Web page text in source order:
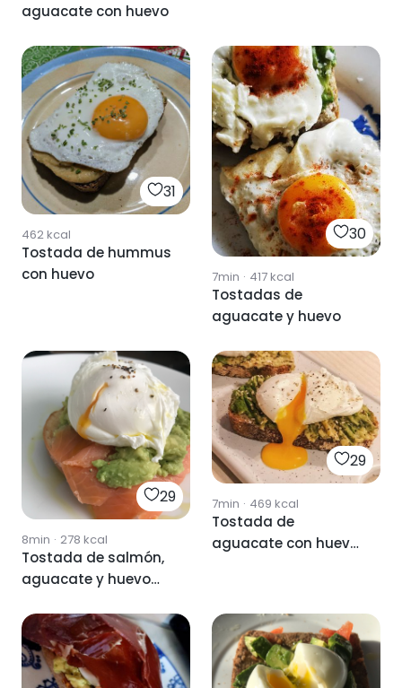
aguacate con huevo
31
462kcal
Tostada de hummus
con huevo
30
7min · 417kcal
Tostadas de
aguacate y huevo
29
8min · 278 kcal
Tostada de salmón,
aguacate y huevo
29
7min · 469 kcal
Tostada de
aguacate con huevo